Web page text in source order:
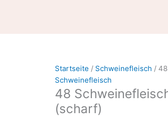
Startseite / Schweinefleisch /
Schweinefleisch
48
(scharf)
(scharf)
Menge